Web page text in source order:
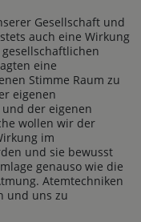
Gesellschaft und
auch eine Wirkung
eine
Stimme Raum zu
eigenen
der eigenen
wollen wir der
im
und sie bewusst
genauso wie die
Atemtechniken
und uns zu